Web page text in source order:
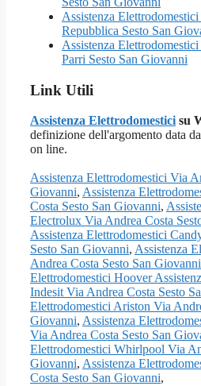
Assistenza
Repubblica Sesto San
Assistenza
Parri Sesto San Giovanni
Link Utili
Assistenza Elettrodomestici su
definizione dell'argomento data
on line.
Assistenza Elettrodomestici Via
Giovanni, Assistenza
Costa Sesto San Giovanni,
Electrolux Via Andrea Costa
Assistenza Elettrodomestici
Sesto San Giovanni, Assistenza
Andrea Costa Sesto San Giovanni
Elettrodomestici Hoover
Indesit Via Andrea Costa Sesto
Elettrodomestici Ariston Via
Giovanni, Assistenza
Via Andrea Costa Sesto San
Elettrodomestici Whirlpool Via
Giovanni, Assistenza
Costa Sesto San Giovanni,